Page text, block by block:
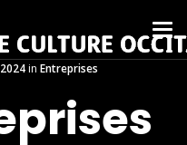
in Entreprises